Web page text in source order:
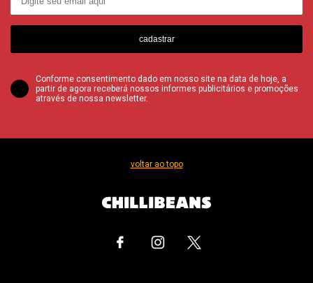
cadastrar
Conforme consentimento dado em nosso site na data de hoje, a
partir de agora receberá nossos informes publicitários e promoções
através de nossa newsletter.
voltar ao topo